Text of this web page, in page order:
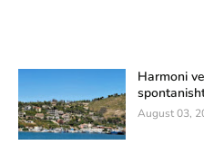
Harmoni
August 03,